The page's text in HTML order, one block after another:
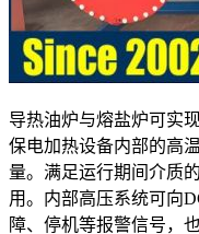
导热油炉与熔盐炉可实
保电加热设备内部的高
量。满足运行期间介质
用。内部高压系统可向
障、停机等报警信号，